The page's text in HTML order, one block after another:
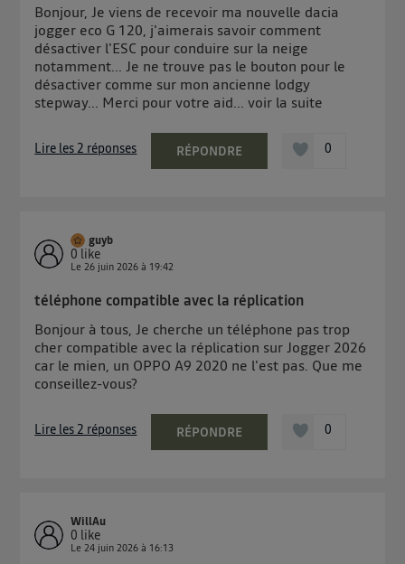
Bonjour, Je viens de recevoir ma nouvelle dacia
jogger eco G 120, j'aimerais savoir comment
désactiver l'ESC pour conduire sur la neige
notamment... Je ne trouve pas le bouton pour le
désactiver comme sur mon ancienne lodgy
stepway... Merci pour votre aid...voir la suite
Lire les 2 réponses RÉPONDRE 0
guyb
0 like
Le26 juin 2026 à 19:42
téléphone compatible avec la réplication
Bonjour à tous, Je cherche un téléphone pas trop
cher compatible avec la réplication sur Jogger 2026
car le mien, un OPPO A9 2020 ne l'est pas. Que me
conseillez-vous?
Lire les 2 réponses RÉPONDRE 0
WillAu
0 like
Le24 juin 2026 à 16:13